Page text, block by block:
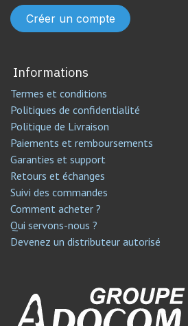
Créer un compte
Informations
Termes et conditions
Politiques de confidentialité
Politique de Livraison
Paiements et remboursements
Garanties et support
Retours et échanges
Suivi des commandes
Comment acheter ?
Qui servons-nous ?
Devenez un distributeur autorisé